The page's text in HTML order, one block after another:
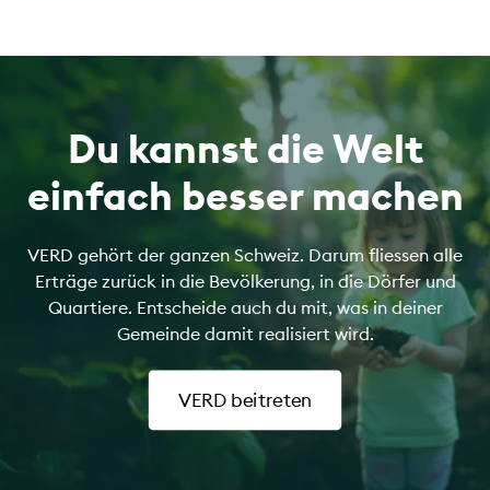
Du kannst die Welt
einfach besser machen
VERD gehört der ganzen Schweiz. Darum fliessen alle
Erträge zurück in die Bevölkerung, in die Dörfer und
Quartiere. Entscheide auch du mit, was in deiner
Gemeinde damit realisiert wird.
VERD beitreten